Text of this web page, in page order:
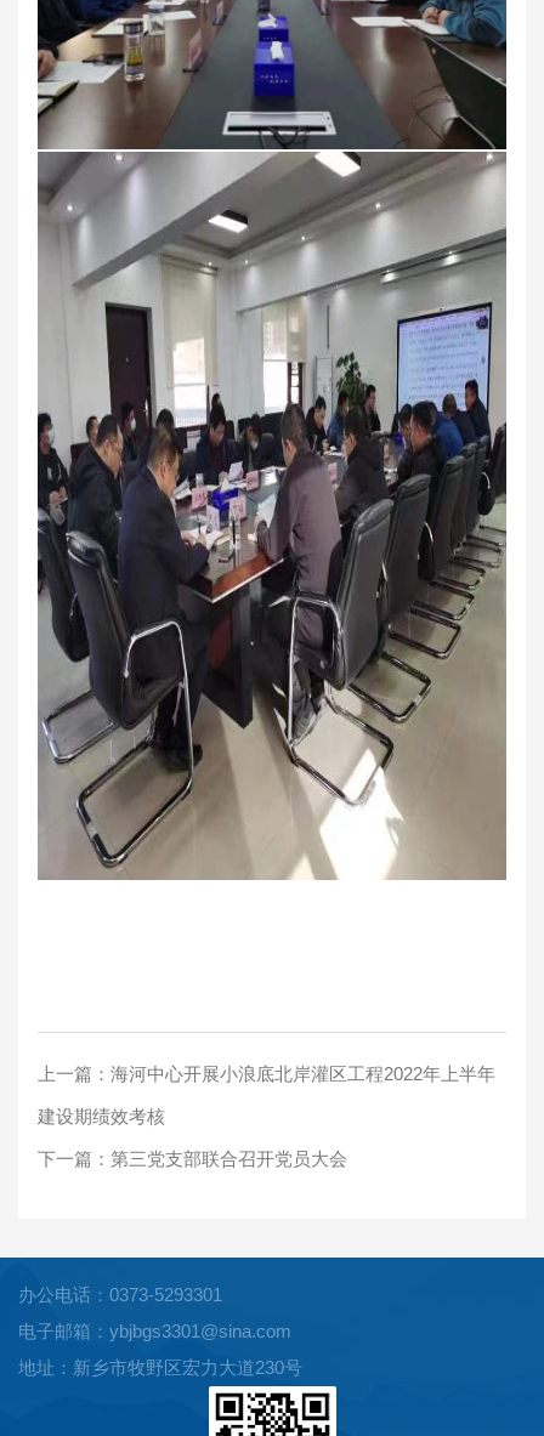
上一篇： 海河中心开展小浪底北岸灌区工程2022年上半年
建设期绩效考核
下一篇： 第三党支部联合召开党员大会
办公电话：0373-5293301
电子邮箱：ybjbgs3301@sina.com
地址：新乡市牧野区宏力大道230号